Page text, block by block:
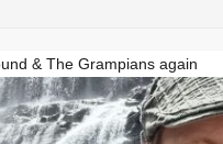
& The Grampians again